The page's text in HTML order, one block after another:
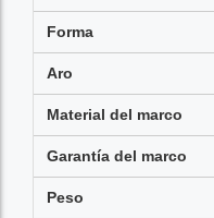
Forma
Aro
Material del marco
Garantía del marco
Peso